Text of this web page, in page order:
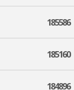
185586
185160
184896